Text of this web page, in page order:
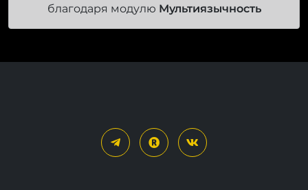
благодаря модулю Мультиязычность